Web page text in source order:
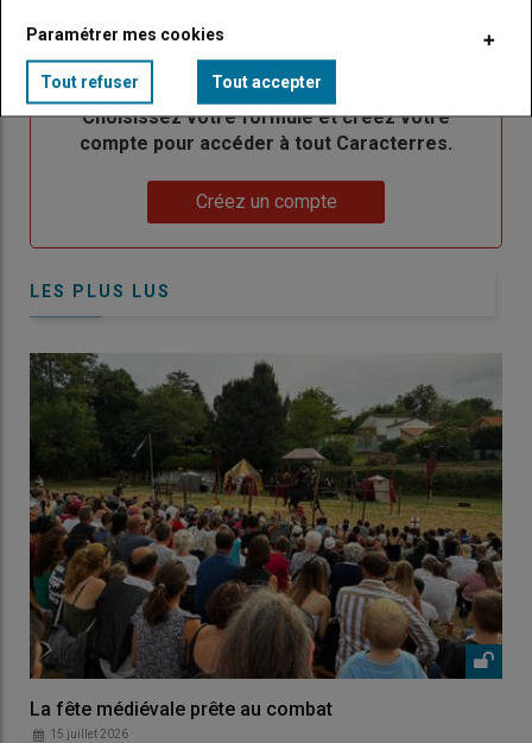
Sous-
titre
Vous n'êtes pas abonné(e)
TITRE CRÉEZ UN COMPTE
BodyChoisissez votre formule et créez votre
compte pour accéder à tout Caracterres.
Créez un compte
LES PLUS LUS
La fête médiévale prête au combat
15 juillet 2026
Paramétrer mes cookies
Tout refuser Tout accepter